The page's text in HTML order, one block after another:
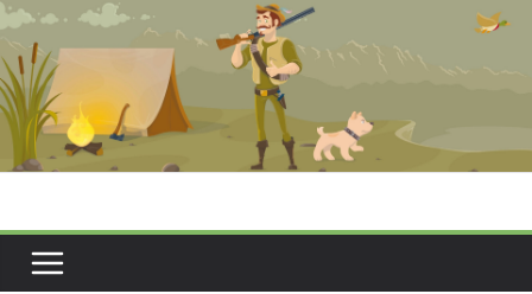
Перейти
содержимому